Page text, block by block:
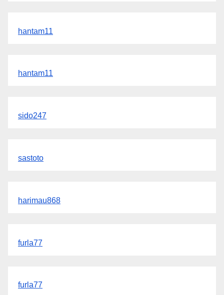
hantam11
hantam11
sido247
sastoto
harimau868
furla77
furla77